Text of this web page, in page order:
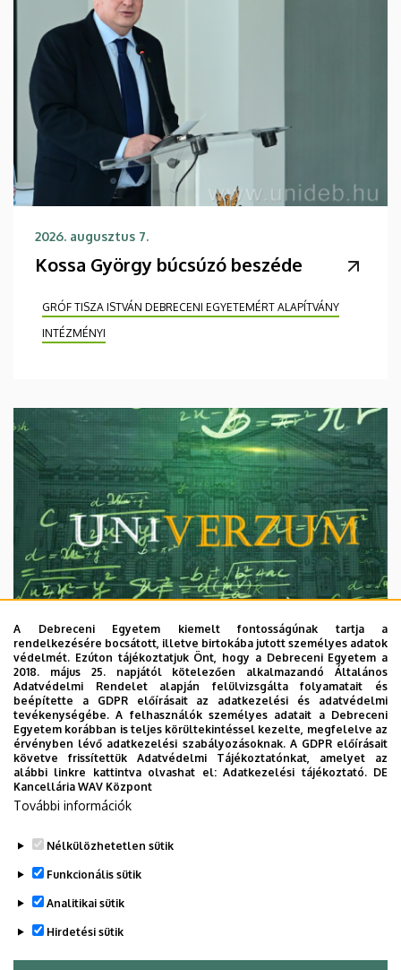
2026. augusztus 7.
Kossa György búcsúzó beszéde
GRÓF TISZA ISTVÁN DEBRECENI EGYETEMÉRT ALAPÍTVÁNY
INTÉZMÉNYI
2026. augusztus 7.
Univerzum: A Debreceni Egyetem
titkos receptjei
KUTATÁS TUDOMÁNY
A Debreceni Egyetem kiemelt fontosságúnak tartja a
rendelkezésére bocsátott, illetve birtokába jutott személyes adatok
védelmét. Ezúton tájékoztatjuk Önt, hogy a Debreceni Egyetem a
2018. május 25. napjától kötelezően alkalmazandó Általános
Adatvédelmi Rendelet alapján felülvizsgálta folyamatait és
beépítette a GDPR előírásait az adatkezelési és adatvédelmi
tevékenységébe. A felhasználók személyes adatait a Debreceni
Egyetem korábban is teljes körültekintéssel kezelte, megfelelve az
érvényben lévő adatkezelési szabályozásoknak. A GDPR előírásait
követve frissítettük Adatvédelmi Tájékoztatónkat, amelyet az
alábbi linkre kattintva olvashat el:Adatkezelési tájékoztató. DE
Kancellária WAV Központ
További információk
Nélkülözhetetlen sütik
Funkcionális sütik
Analitikai sütik
Hirdetési sütik